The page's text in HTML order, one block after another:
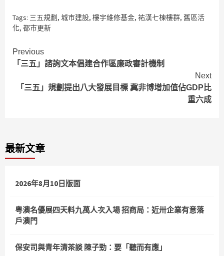
Tags: 三五規劃, 城市建設, 樓宇維修基金, 祐漢七棟樓群, 舊區活
化, 都市更新
Continue
Reading
Previous
「三五」諮詢文本倡建合作區廉政審計機制
Next
「三五」規劃提出八大發展目標 冀非博增加值佔GDP比
重六成
最新文章
2026年8月10日版面
粵澳名優展四天料九萬人次入場 招商局：近卅企業有意落
戶澳門
保安司與青年清茶談 陳子勁：要「聽而有應」